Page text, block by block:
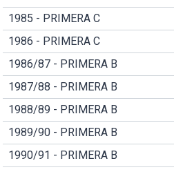
1985 - PRIMERA C
1986 - PRIMERA C
1986/87 - PRIMERA B
1987/88 - PRIMERA B
1988/89 - PRIMERA B
1989/90 - PRIMERA B
1990/91 - PRIMERA B